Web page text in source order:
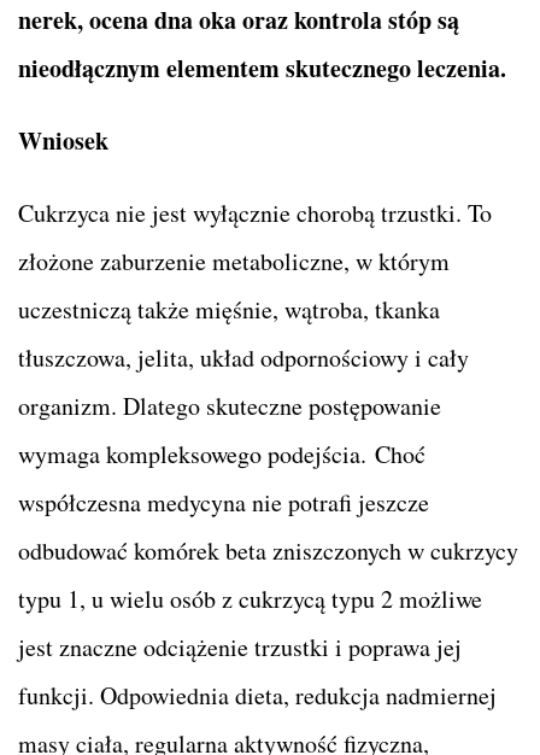
nerek, ocena dna oka oraz kontrola stóp są
nieodłącznym elementem skutecznego leczenia.
Wniosek
Cukrzyca nie jest wyłącznie chorobą trzustki. To
złożone zaburzenie metaboliczne, w którym
uczestniczą także mięśnie, wątroba, tkanka
tłuszczowa, jelita, układ odpornościowy i cały
organizm. Dlatego skuteczne postępowanie
wymaga kompleksowego podejścia. Choć
współczesna medycyna nie potrafi jeszcze
odbudować komórek beta zniszczonych w cukrzycy
typu 1, u wielu osób z cukrzycą typu 2 możliwe
jest znaczne odciążenie trzustki i poprawa jej
funkcji. Odpowiednia dieta, redukcja nadmiernej
masy ciała, regularna aktywność fizyczna,